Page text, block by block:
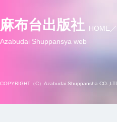
麻布台出版社
Azabudai Shuppansya web
HOME
COPYRIGHT（C）Azabudai Shuppansha